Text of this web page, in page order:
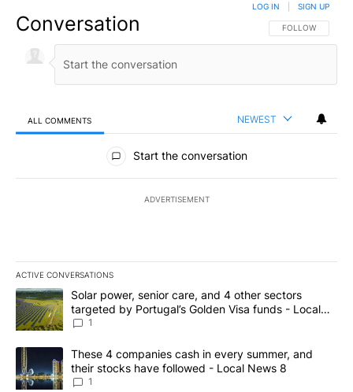
Conversation FOLLOW THIS
FOLLOW
LOG IN SIGN UP
ALL COMMENTS NEWEST
All Comments
Start the conversation
ADVERTISEMENT
ACTIVE CONVERSATIONS
The following is a list of the most commented articles in the last
A trending article titled "Solar power, senior care, and 4 other
Solar power, senior care, and 4 other sectors
targeted by Portugal’s Golden Visa funds - Local
News 8
1
A trending article titled "These 4 companies cash in every
These 4 companies cash in every summer, and
their stocks have followed - Local News 8
1